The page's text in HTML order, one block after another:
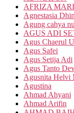
AFRIZA
Agnestasia
Agung cahya
AGUS ADI
Agus Chaerul
Agus Safei
Agus Setija Adi
Agus Tanto
Agusnita Helvi
Agustina
Ahmad Ahyani
Ahmad Arifin